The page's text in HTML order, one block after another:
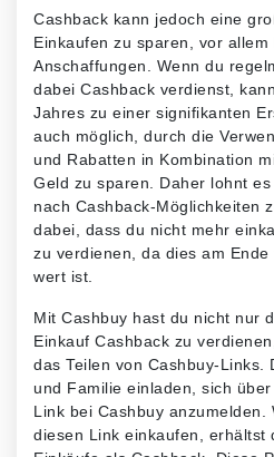
Cashback kann jedoch eine
Einkaufen zu sparen, vor
Anschaffungen. Wenn du
dabei Cashback verdienst,
Jahres zu einer signifikanten
auch möglich, durch die
und Rabatten in Kombination
Geld zu sparen. Daher lohnt
nach Cashback-Möglichkeiten
dabei, dass du nicht mehr
zu verdienen, da dies am
wert ist.
Mit Cashbuy hast du nicht nur
Einkauf Cashback zu
das Teilen von Cashbuy-Links.
und Familie einladen, sich
Link bei Cashbuy anzumelden.
diesen Link einkaufen, erhältst